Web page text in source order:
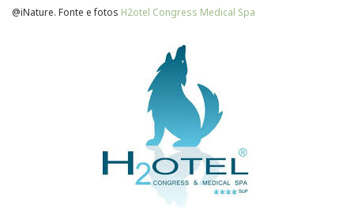
@iNature. Fonte e fotos H2otel Congress Medical Spa